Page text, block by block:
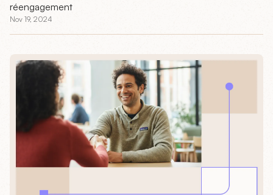
réengagement
Nov 19, 2024